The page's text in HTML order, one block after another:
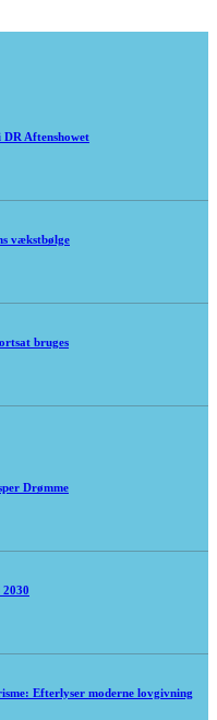
DR Aftenshowet
vækstbølge
bruges
Drømme
Efterlyser moderne lovgivning